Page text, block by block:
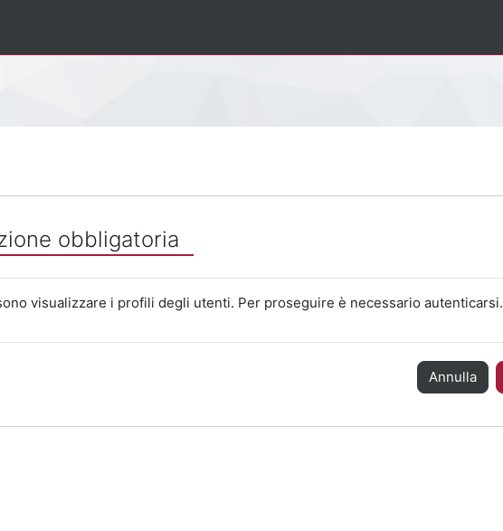
obbligatoria
visualizzare i profili degli utenti. Per proseguire è necessario autenticarsi.
Annulla